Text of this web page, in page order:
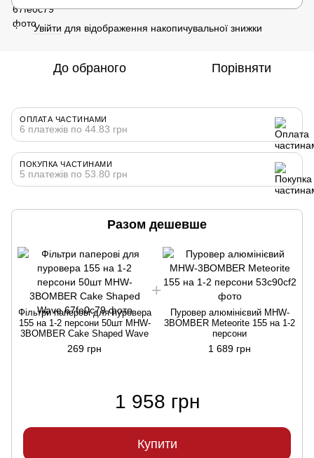
% Увійти для відображення накопичувальної знижки
До обраного Порівняти
ОПЛАТА ЧАСТИНАМИ
6 платежів по 44.83 грн
ПОКУПКА ЧАСТИНАМИ
5 платежів по 53.80 грн
Разом дешевше
Фільтри паперові для пуровера
155 на 1-2 персони 50шт MHW-
3BOMBER Cake Shaped Wave
269 грн
Пуровер алюмінієвий MHW-
3BOMBER Meteorite 155 на 1-2
персони
1 689 грн
1 958 грн
Купити